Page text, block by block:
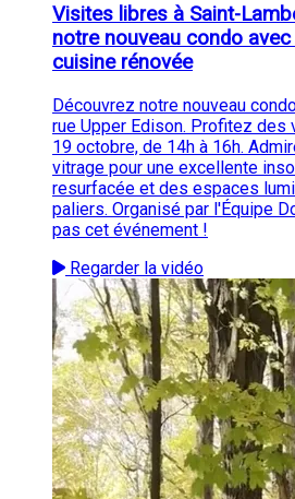
Visites libres à Saint-
notre nouveau condo
cuisine rénovée
Découvrez notre nouveau
rue Upper Edison. Profitez
19 octobre, de 14h à 16h.
vitrage pour une excellente
resurfacée et des espaces
paliers. Organisé par l'Équipe
pas cet événement !
Regarder la vidéo